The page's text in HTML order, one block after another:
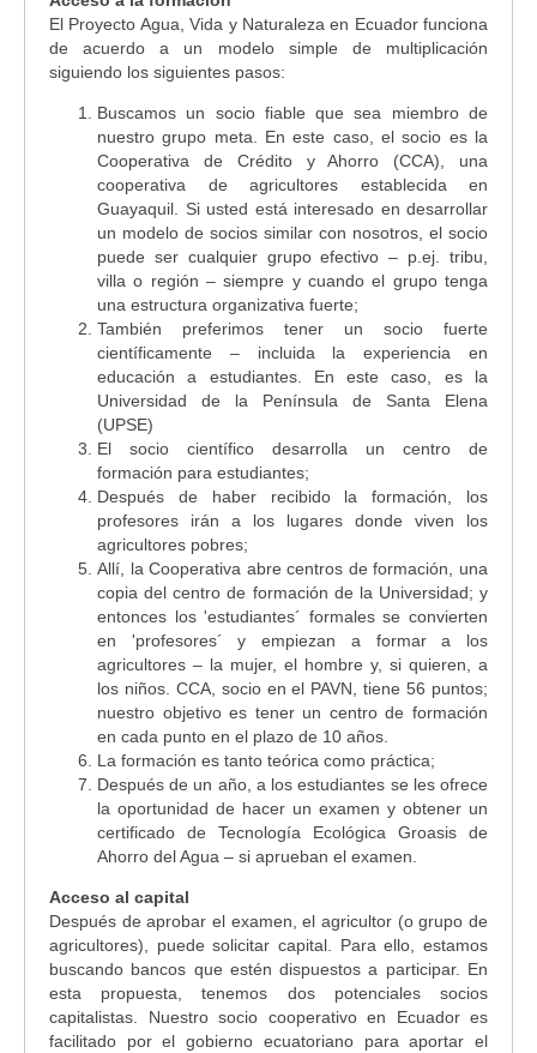
El Proyecto Agua, Vida y Naturaleza en Ecuador funciona
de acuerdo a un modelo simple de multiplicación
siguiendo los siguientes pasos:
Buscamos un socio fiable que sea miembro de
nuestro grupo meta. En este caso, el socio es la
Cooperativa de Crédito y Ahorro (CCA), una
cooperativa de agricultores establecida en
Guayaquil. Si usted está interesado en desarrollar
un modelo de socios similar con nosotros, el socio
puede ser cualquier grupo efectivo – p.ej. tribu,
villa o región – siempre y cuando el grupo tenga
una estructura organizativa fuerte;
También preferimos tener un socio fuerte
científicamente – incluida la experiencia en
educación a estudiantes. En este caso, es la
Universidad de la Península de Santa Elena
(UPSE)
El socio científico desarrolla un centro de
formación para estudiantes;
Después de haber recibido la formación, los
profesores irán a los lugares donde viven los
agricultores pobres;
Allí, la Cooperativa abre centros de formación, una
copia del centro de formación de la Universidad; y
entonces los 'estudiantes´ formales se convierten
en 'profesores´ y empiezan a formar a los
agricultores – la mujer, el hombre y, si quieren, a
los niños. CCA, socio en el PAVN, tiene 56 puntos;
nuestro objetivo es tener un centro de formación
en cada punto en el plazo de 10 años.
La formación es tanto teórica como práctica;
Después de un año, a los estudiantes se les ofrece
la oportunidad de hacer un examen y obtener un
certificado de Tecnología Ecológica Groasis de
Ahorro del Agua – si aprueban el examen.
Acceso al capital
Después de aprobar el examen, el agricultor (o grupo de
agricultores), puede solicitar capital. Para ello, estamos
buscando bancos que estén dispuestos a participar. En
esta propuesta, tenemos dos potenciales socios
capitalistas. Nuestro socio cooperativo en Ecuador es
facilitado por el gobierno ecuatoriano para aportar el